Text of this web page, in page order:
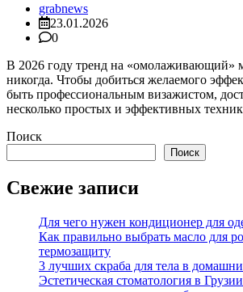
grabnews
23.01.2026
0
В 2026 году тренд на «омолаживающий»
никогда. Чтобы добиться желаемого
быть профессиональным визажистом,
несколько простых и эффективных
Поиск
Поиск
Свежие записи
Для чего нужен кондиционер для
Как правильно выбрать масло для
термозащиту
3 лучших скраба для тела в
Эстетическая стоматология в